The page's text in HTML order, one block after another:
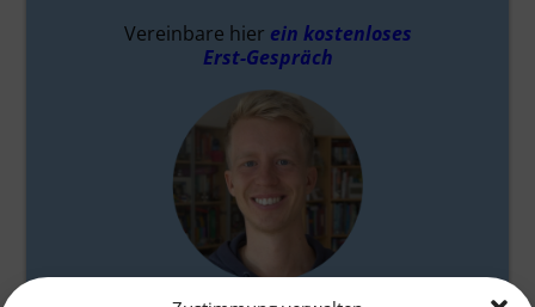
Vereinbare hier ein kostenloses
Erst-Gespräch